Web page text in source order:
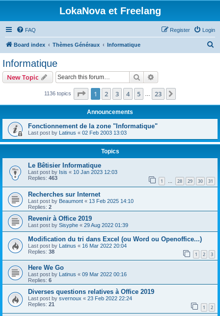
LokaNova et Freelang
FAQ Login
Register
Board index Thèmes Généraux Informatique
Informatique
New Topic Search
1136 topics Page 1of 23
1 2 3 4 5 23
Announcements
Fonctionnement de la zone "Informatique"
Last post by Latinus « 02 Feb 2003 13:03
Topics
Le Bêtisier Informatique
Last post by Isis « 10 Jan 2023 12:03
Replies: 463 1 … 28 29 30 31
Recherches sur Internet
Last post by Beaumont « 13 Feb 2025 14:10
Replies: 2
Revenir à Office 2019
Last post by Sisyphe « 29 Aug 2022 01:39
Modification du tri dans Excel (ou Word ou Openoffice...)
Last post by Latinus « 16 Mar 2022 20:04
Replies: 38 1 2 3
Here We Go
Last post by Latinus « 09 Mar 2022 00:16
Replies: 6
Diverses questions relatives à Office 2019
Last post by svernoux « 23 Feb 2022 22:24
Replies: 21 1 2